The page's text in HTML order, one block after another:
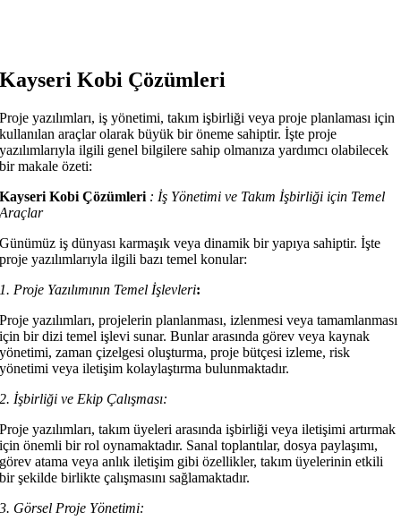
Kayseri Kobi Çözümleri
Proje yazılımları, iş yönetimi, takım işbirliği veya proje planlaması için
kullanılan araçlar olarak büyük bir öneme sahiptir. İşte proje
yazılımlarıyla ilgili genel bilgilere sahip olmanıza yardımcı olabilecek
bir makale özeti:
Kayseri Kobi Çözümleri : İş Yönetimi ve Takım İşbirliği için Temel
Araçlar
Günümüz iş dünyası karmaşık veya dinamik bir yapıya sahiptir. İşte
proje yazılımlarıyla ilgili bazı temel konular:
1. Proje Yazılımının Temel İşlevleri:
Proje yazılımları, projelerin planlanması, izlenmesi veya tamamlanması
için bir dizi temel işlevi sunar. Bunlar arasında görev veya kaynak
yönetimi, zaman çizelgesi oluşturma, proje bütçesi izleme, risk
yönetimi veya iletişim kolaylaştırma bulunmaktadır.
2. İşbirliği ve Ekip Çalışması:
Proje yazılımları, takım üyeleri arasında işbirliği veya iletişimi artırmak
için önemli bir rol oynamaktadır. Sanal toplantılar, dosya paylaşımı,
görev atama veya anlık iletişim gibi özellikler, takım üyelerinin etkili
bir şekilde birlikte çalışmasını sağlamaktadır.
3. Görsel Proje Yönetimi: